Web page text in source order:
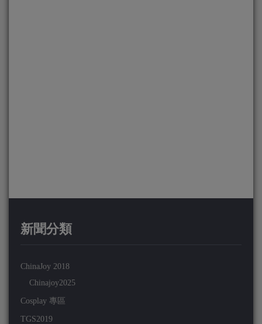
新聞分類
ChinaJoy 2018
Chinajoy2025
Cosplay 專區
TGS2019